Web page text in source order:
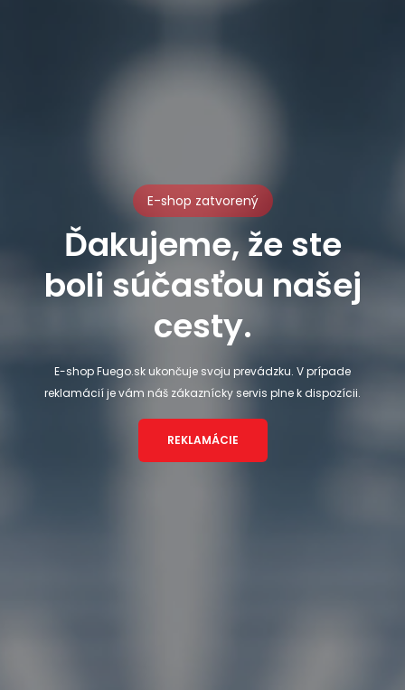
E-shop zatvorený
Ďakujeme, že ste
boli súčasťou našej
cesty.
E-shop Fuego.sk ukončuje svoju prevádzku. V prípade
reklamácií je vám náš zákaznícky servis plne k dispozícii.
REKLAMÁCIE